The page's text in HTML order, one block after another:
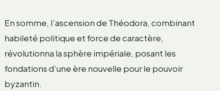
En somme, l’ascension de Théodora, combinant
habileté politique et force de caractère,
révolutionna la sphère impériale, posant les
fondations d’une ère nouvelle pour le pouvoir
byzantin.